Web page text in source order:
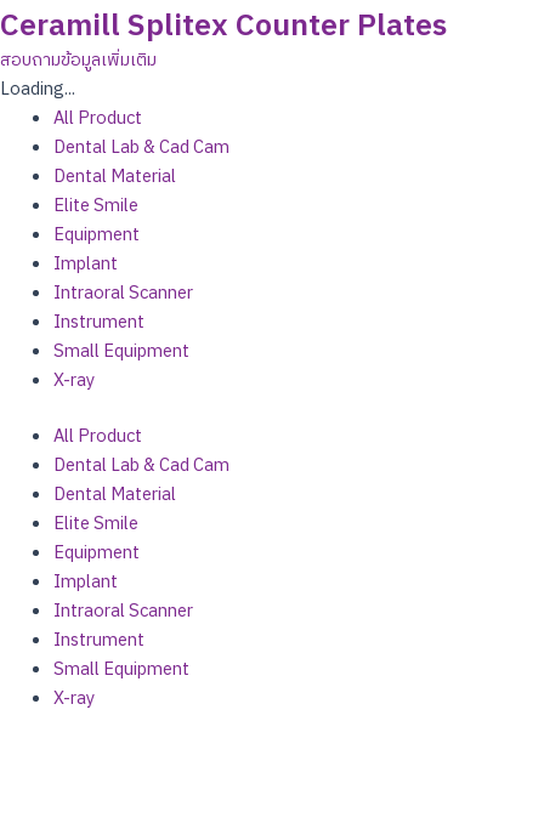
Ceramill Splitex Counter Plates
สอบถามข้อมูลเพิ่มเติม
Loading...
All Product
Dental Lab & Cad Cam
Dental Material
Elite Smile
Equipment
Implant
Intraoral Scanner
Instrument
Small Equipment
X-ray
All Product
Dental Lab & Cad Cam
Dental Material
Elite Smile
Equipment
Implant
Intraoral Scanner
Instrument
Small Equipment
X-ray